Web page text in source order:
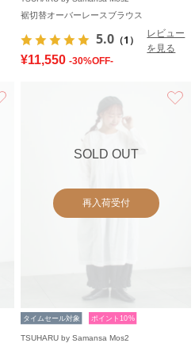
裾切替オーバーレースブラウス
5.0 （1）
レビュー
を見る
¥11,550 -30%OFF-
SOLD OUT
再入荷受付
タイムセール対象 ポイント10%
TSUHARU by Samansa Mos2